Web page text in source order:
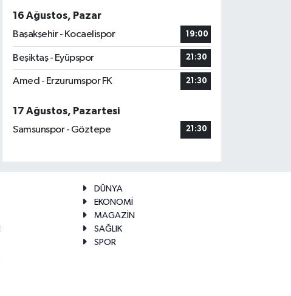
16 Ağustos, Pazar
Başakşehir - Kocaelispor
19:00
Beşiktaş - Eyüpspor 21:30
Amed - Erzurumspor FK 21:30
17 Ağustos, Pazartesi
Samsunspor - Göztepe
21:30
DÜNYA
EKONOMİ
MAGAZİN
SAĞLIK
SPOR